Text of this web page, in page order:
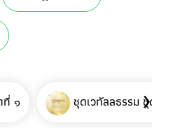
ที่ ๑ ชุดเวทัลลธรรม ชุดที่
›